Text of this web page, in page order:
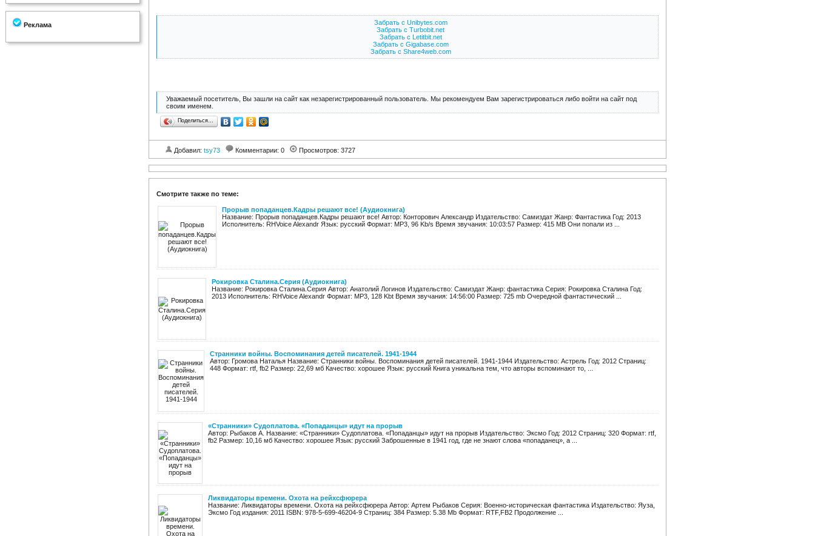
Реклама
Забрать с Unibytes.com
Забрать с Turbobit.net
Забрать с Letitbit.net
Забрать с Gigabase.com
Забрать с Share4web.com
Уважаемый посетитель, Вы зашли на сайт как незарегистрированный пользователь. Мы рекомендуем Вам зарегистрироваться либо войти на сайт под
своим именем.
Поделиться…
Добавил: tsy73 Комментарии: 0 Просмотров: 3727
Смотрите также по теме:
Прорыв попаданцев.Кадры решают все! (Аудиокнига)
Название: Прорыв попаданцев.Кадры решают все! Автор: Конторович Александр Издательство: Самиздат Жанр: Фантастика Год: 2013
Исполнитель: RHVoice Alexandr Язык: русский Формат: MP3, 96 Kb/s Время звучания: 10:03:57 Размер: 415 MB Они попали из ...
Рокировка Сталина.Серия (Аудиокнига)
Название: Рокировка Сталина.Серия Автор: Анатолий Логинов Издательство: Самиздат Жанр: фантастика Серия: Рокировка Сталина Год:
2013 Исполнитель: RHVoice Alexandr Формат: MP3, 128 Kbt Время звучания: 14:56:00 Размер: 725 mb Очередной фантастический ...
Странники войны. Воспоминания детей писателей. 1941-1944
Автор: Громова Наталья Название: Странники войны. Воспоминания детей писателей. 1941-1944 Издательство: Астрель Год: 2012 Страниц:
448 Формат: rtf, fb2 Размер: 22,69 мб Качество: хорошее Язык: русский Книга уникальна тем, что авторы вспоминают то, ...
«Странники» Судоплатова. «Попаданцы» идут на прорыв
Автор: Рыбаков А. Название: «Странники» Судоплатова. «Попаданцы» идут на прорыв Издательство: Эксмо Год: 2012 Страниц: 320 Формат: rtf,
fb2 Размер: 10,16 мб Качество: хорошее Язык: русский Заброшенные в 1941 год, где не знают слова «попаданец», а ...
Ликвидаторы времени. Охота на рейхсфюрера
Название: Ликвидаторы времени. Охота на рейхсфюрера Автор: Артем Рыбаков Серия: Военно-историческая фантастика Издательство: Яуза,
Эксмо Год издания: 2011 ISBN: 978-5-699-46204-9 Страниц: 384 Размер: 5.38 Mb Формат: RTF,FB2 Продолжение ...